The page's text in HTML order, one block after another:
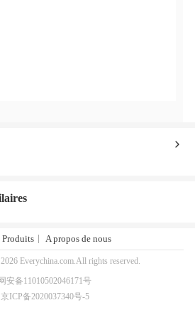
Produits A propos de nous
Everychina.com.All rights reserved.
安备11010502046171号
京ICP备2020037340号-5